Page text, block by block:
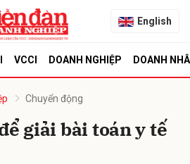
English
VCCI DOANH NGHIỆP DOANH
Chuyển động
giải bài toán y tế